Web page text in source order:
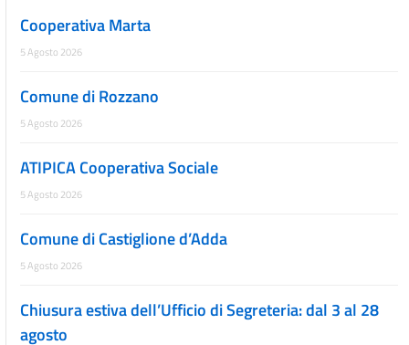
Cooperativa Marta
5 Agosto 2026
Comune di Rozzano
5 Agosto 2026
ATIPICA Cooperativa Sociale
5 Agosto 2026
Comune di Castiglione d’Adda
5 Agosto 2026
Chiusura estiva dell’Ufficio di Segreteria: dal 3 al 28
agosto